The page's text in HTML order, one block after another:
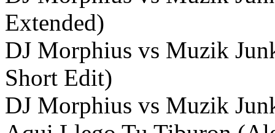
Extended)
DJ Morphius vs Muzik
Short Edit)
DJ Morphius vs Muzik